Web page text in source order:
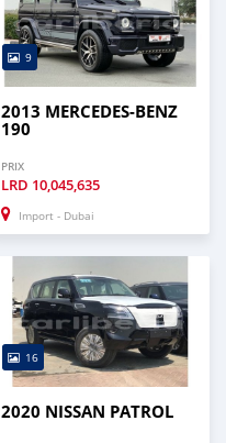
9
2013 MERCEDES-BENZ
190
PRIX
LRD 10,045,635
Import - Dubai
16
2020 NISSAN PATROL